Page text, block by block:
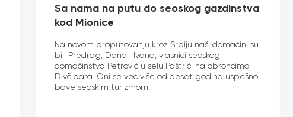
Sa nama na putu do seoskog gazdinstva
kod Mionice
Na novom proputovanju kroz Srbiju naši domaćini su
bili Predrag, Dana i Ivana, vlasnici seoskog
domaćinstva Petrović u selu Paštrić, na obroncima
Divčibara. Oni se već više od deset godina uspešno
bave seoskim turizmom.